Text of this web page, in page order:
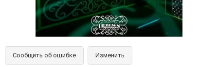
Сообщить об ошибке Изменить